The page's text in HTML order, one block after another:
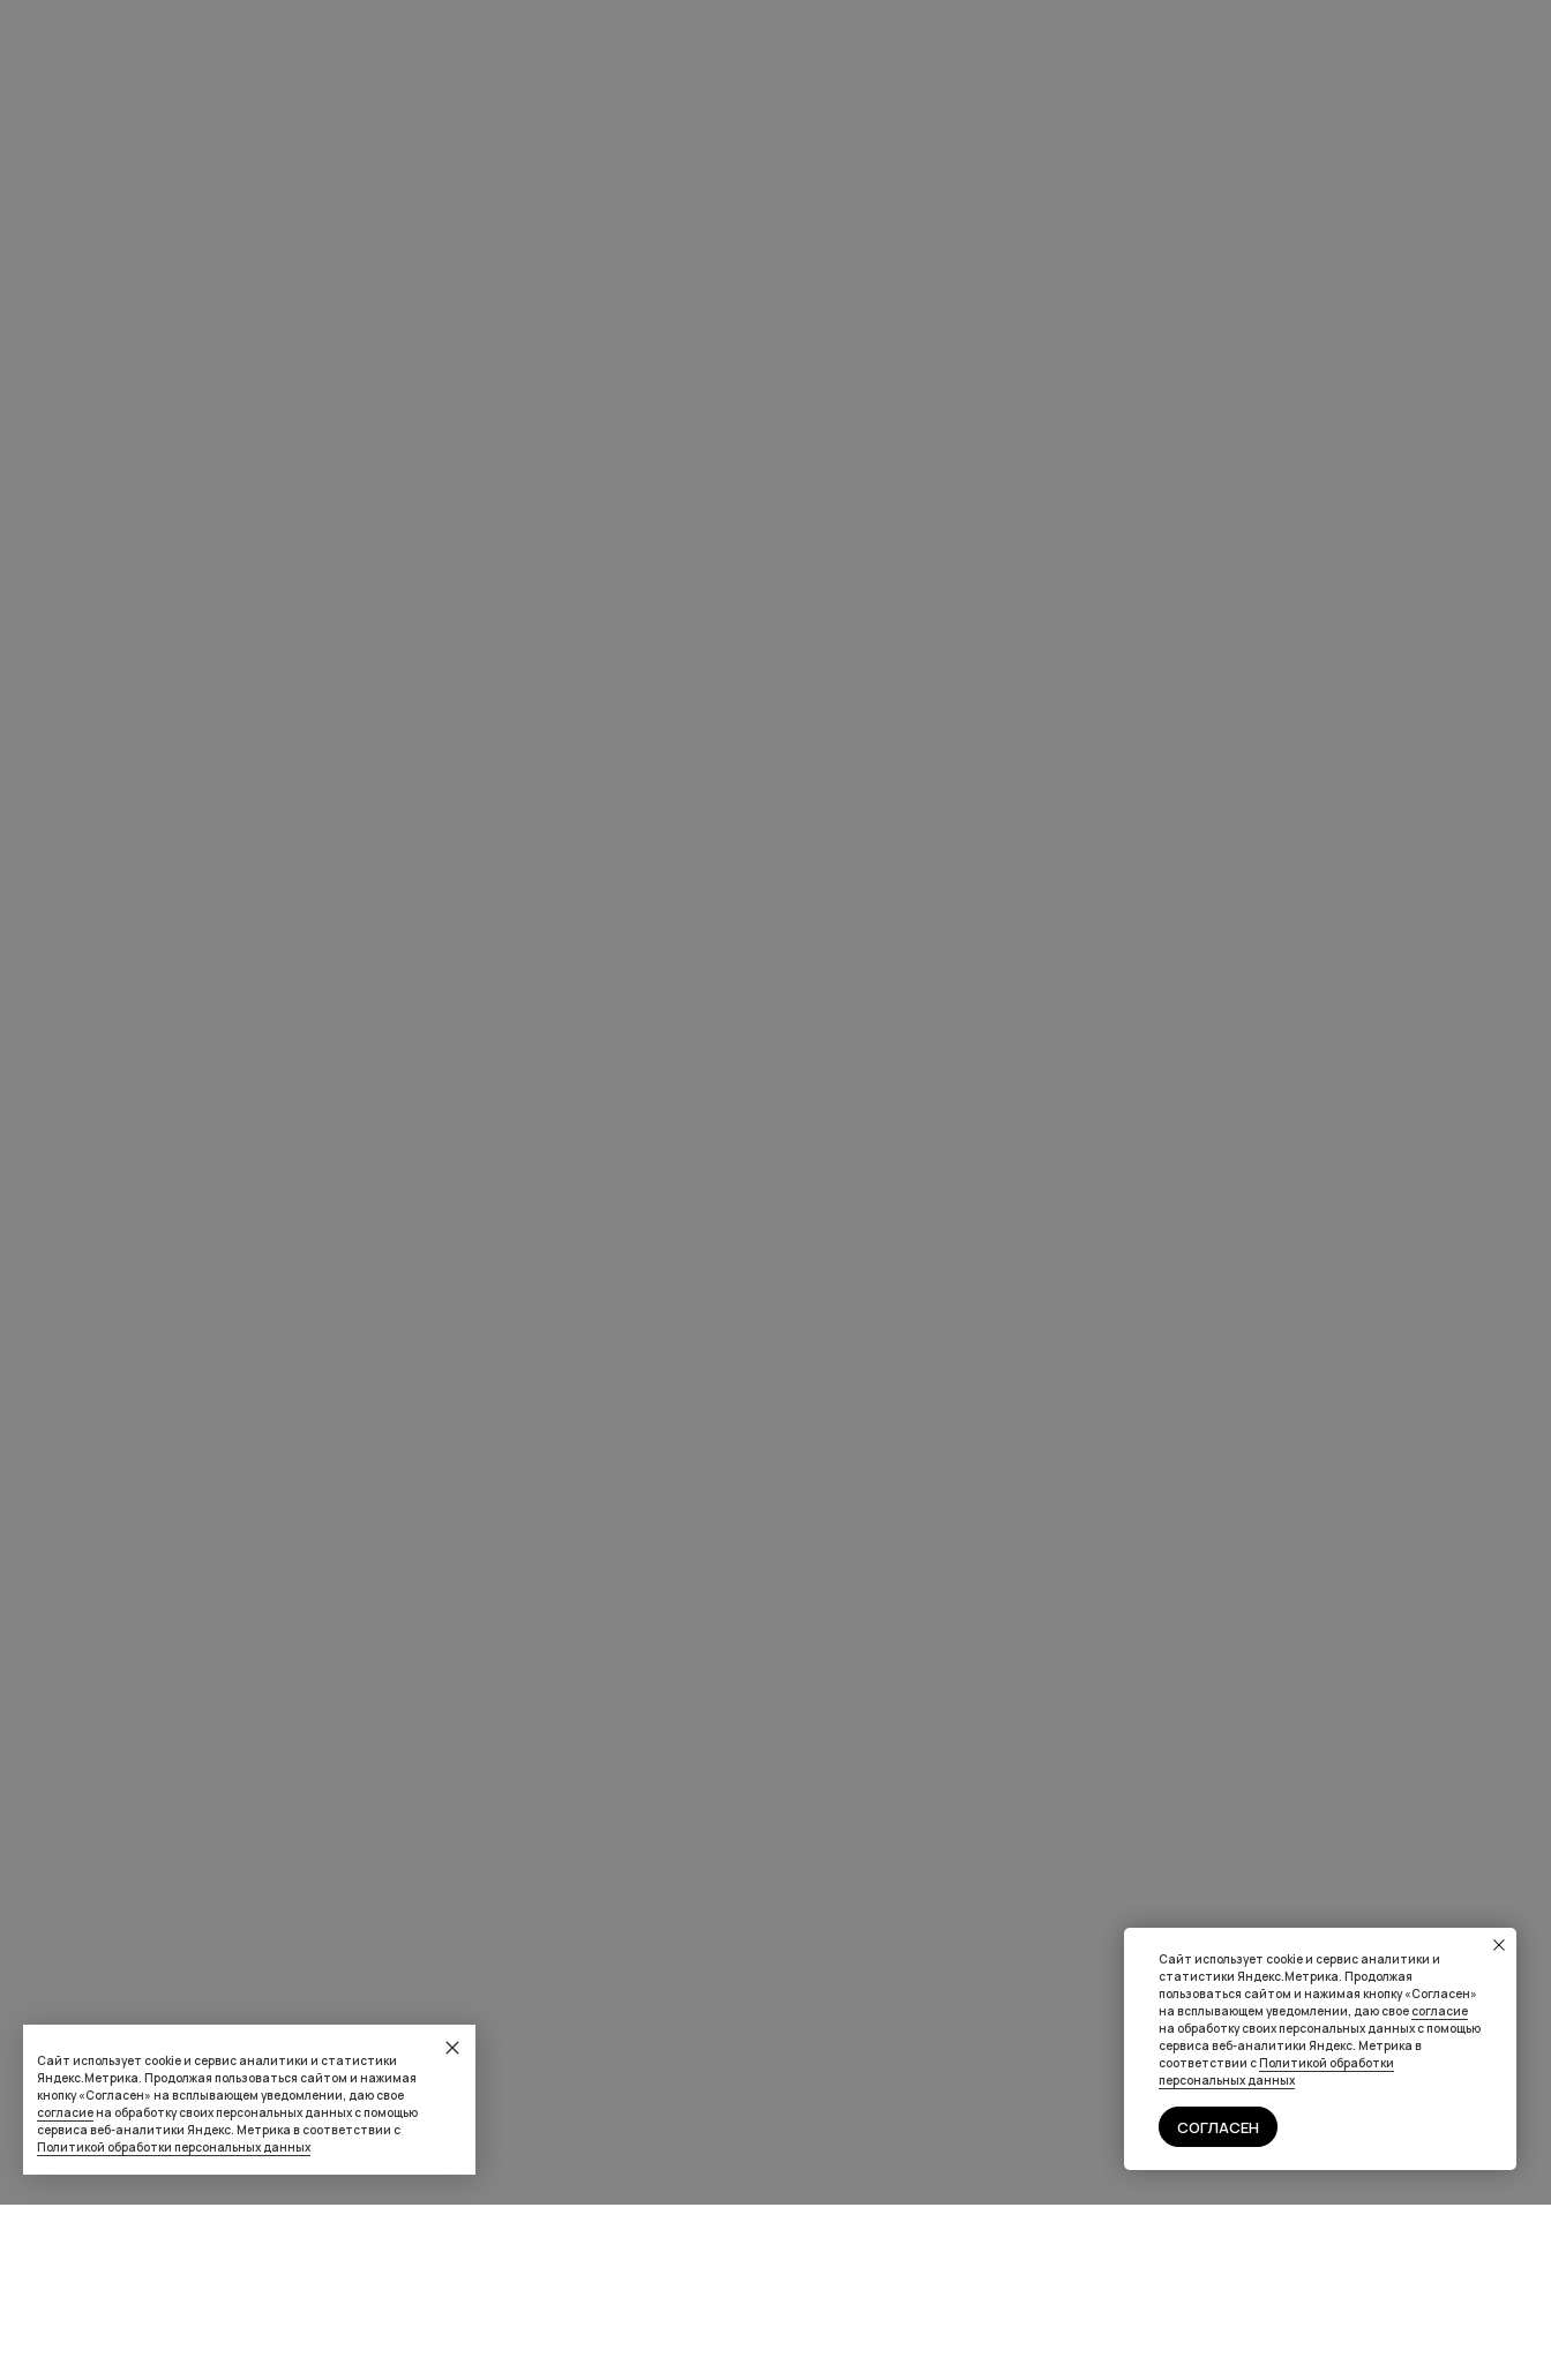
Сайт использует cookie и сервис аналитики и
статистики Яндекс.Метрика. Продолжая
пользоваться сайтом и нажимая кнопку «Согласен»
на всплывающем уведомлении, даю свое согласие
на обработку своих персональных данных с помощью
сервиса веб-аналитики Яндекс. Метрика в
соответствии сПолитикой обработки
персональных данных
СОГЛАСЕН
Сайт использует cookie и сервис аналитики и статистики
Яндекс.Метрика. Продолжая пользоваться сайтом и нажимая
кнопку «Согласен» на всплывающем уведомлении, даю свое
согласиена обработку своих персональных данных с помощью
сервиса веб-аналитики Яндекс. Метрика в соответствии с
Политикой обработки персональных данных